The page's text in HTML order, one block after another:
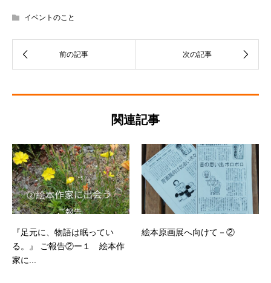
イベントのこと
関連記事
『足元に、物語は眠ってい
る。』 ご報告②ー１ 絵本作
家に...
絵本原画展へ向けて－②